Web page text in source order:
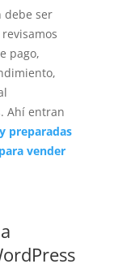
debe ser
pago,
Ahí entran
preparadas
vender